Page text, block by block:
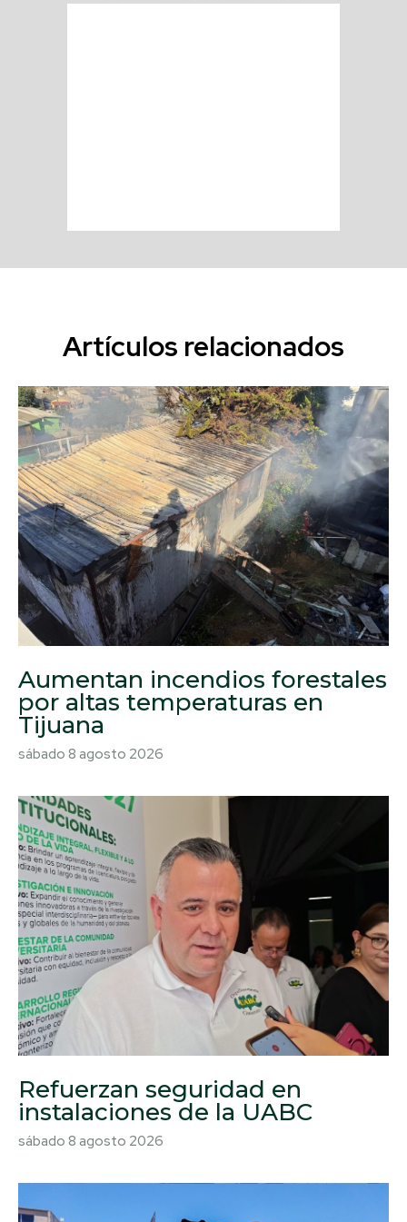
Artículos relacionados
Aumentan incendios forestales
por altas temperaturas en
Tijuana
sábado 8 agosto 2026
Refuerzan seguridad en
instalaciones de la UABC
sábado 8 agosto 2026